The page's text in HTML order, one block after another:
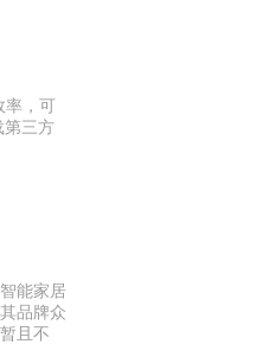
率，可
第三方
能家居
品牌众
且不